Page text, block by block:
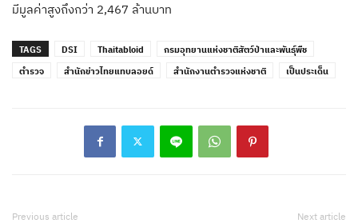
มีมูลค่าสูงถึงกว่า 2,467 ล้านบาท
TAGS DSI Thaitabloid
กรมอุทยานแห่งชาติสัตว์ป่าและพันธุ์พืช
ตำรวจ
สำนักข่าวไทยแทบลอยด์ สำนักงานตำรวจแห่งชาติ เป็นประเด็น
Previous article Next article